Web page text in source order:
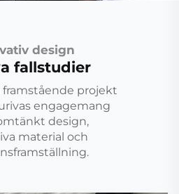
design
fallstudier
framstående projekt
engagemang
design,
material och